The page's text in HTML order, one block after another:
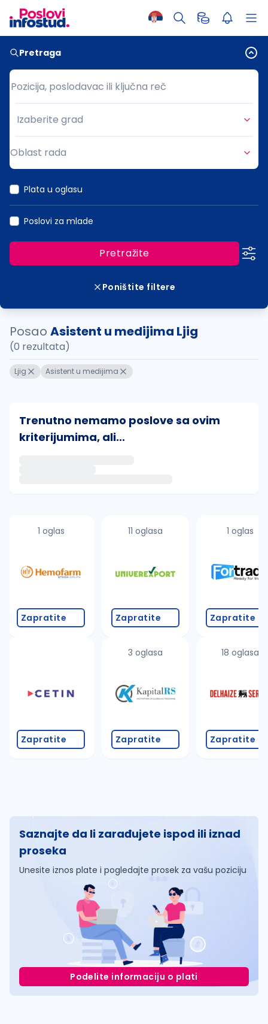
Pretraga
Pozicija, poslodavac ili ključna reč
Pozicija, poslodavac ili ključna reč
Grad
Izaberite grad
Oblast rada
Plata u oglasu
Poslovi za mlade
Pretražite
Poništite filtere
Posao Asistent u medijima Ljig
(0 rezultata)
Ljig Asistent u medijima
Trenutno nemamo poslove sa ovim
kriterijumima, ali...
proverite pravopisne greške (koristite č, ć, š, đ,
promenite odabrane filtere pretrage
1 oglas
Zapratite
Zapratite
11 oglasa
Zapratite
3 oglasa
Zapratite
1 oglas
Zapratite
18 oglasa
Zapratite
Saznajte da li zarađujete ispod ili iznad
proseka
Unesite iznos plate i pogledajte prosek za vašu poziciju
Podelite informaciju o plati